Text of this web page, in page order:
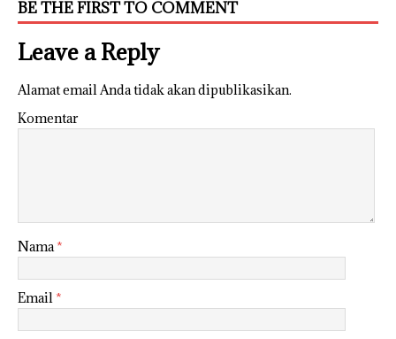
BE THE FIRST TO COMMENT
Leave a Reply
Alamat email Anda tidak akan dipublikasikan.
Komentar
Nama*
Email *